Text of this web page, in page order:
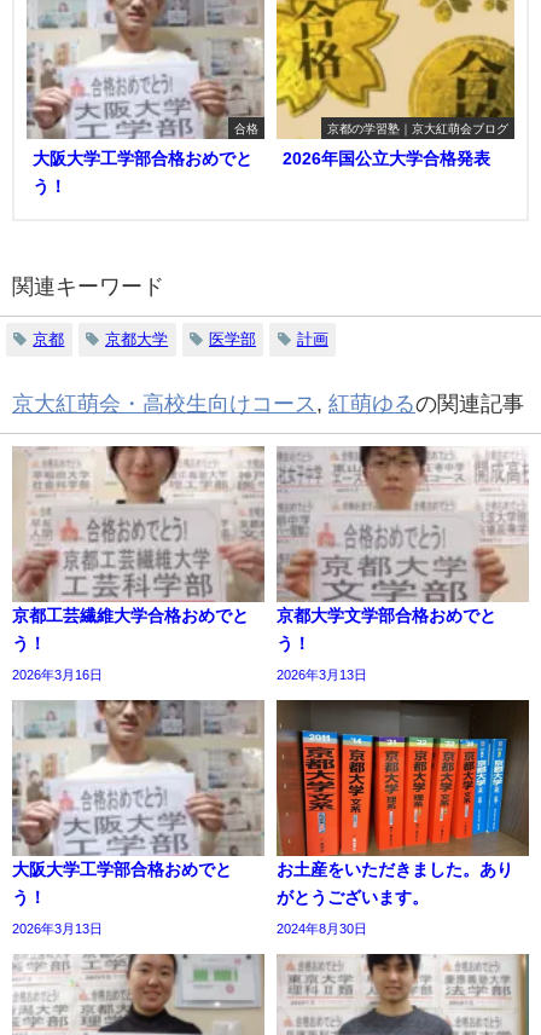
合格
大阪大学工学部合格おめでと
う！
京都の学習塾｜京大紅萌会ブログ
2026年国公立大学合格発表
関連キーワード
京都 京都大学 医学部 計画
京大紅萌会・高校生向けコース , 紅萌ゆるの関連記事
京都工芸繊維大学合格おめでと
う！
2026年3月16日
京都大学文学部合格おめでと
う！
2026年3月13日
大阪大学工学部合格おめでと
う！
2026年3月13日
お土産をいただきました。あり
がとうございます。
2024年8月30日